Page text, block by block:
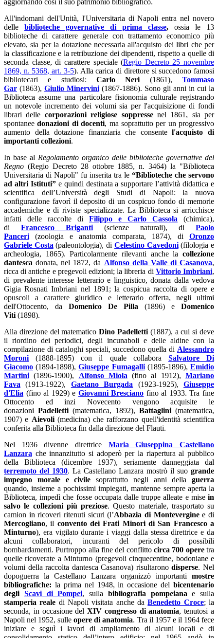
aggiornando così il suo patrimonio bibliografico.
All'indomani dell'Unità, l'Universitaria di Napoli entra nel novero
delle biblioteche governative di prima classe, ossia le 13
biblioteche di carattere generale con trattamento economico più
elevato, sia per la dotazione necessaria all'acquisto dei libri che per
la classificazione e la retribuzione dei dipendenti, rispetto a quelle di
seconda classe, di carattere speciale (Regio Decreto 25 novembre
1869, n. 5368, art. 3-5). Alla carica di direttore si succedono famosi
bibliotecari e studiosi: Carlo Neri (1861),Tommaso
Gar (1863), Giulio Minervini (1867-1886). Sono gli anni in cui la
Biblioteca assume una particolare fisionomia culturale registrando
un notevole incremento dei volumi sia per l'acquisizione di fondi
librari delle corporazioni religiose soppressenel 1861, sia per
spontaneedonazioni di docenti, ma soprattutto per un progressivo
aumento della dotazione finanziaria che consentel'acquisto di
importanti collezioni.
In base al Regolamento organico delle biblioteche governative del
Regno (Regio Decreto 28 ottobre 1885, n. 3464) la "Biblioteca
Universitaria di Napoli" fu inserita tra le “Biblioteche che servono
ad altri Istituti”e quindi destinata a supportare l’attività didattica e
scientifica dell’Università degli Studi di Napoli: la nuova
configurazione favorì il deposito di un cospicuo fondo di memorie
accademiche e di riviste specializzate. La Biblioteca si arricchisce
infatti delle raccolte di Filippo e Carlo Cassola (chimica),
di Francesco Briganti (scienze naturali), di Paolo
Panceri (zoologia e anatomia comparata, 1874), di Oronzo
Gabriele Costa (paleontologia), di Celestino Cavedoni(filologia e
archeologia, 1865). Particolarmente rilevanti anche la collezione
dantesca donata, nel 1872, da Alfonso della Valle di Casanova,
ricca di antiche e pregevoli edizioni; la libreria di Vittorio Imbriani,
di prevalente interesse letterario e linguistico, donata dalla vedova
Gigia Rosnati Imbriani nel 1891; la cospicua raccolta di opere e
opuscoli a carattere giuridico e letterario offerta, negli ultimi
dell'Ottocento, da Domenico De Pilla (1896) e Domenico
Viti (1898).
Alla direzione del matematicoDino Padelletti (1887), a cui si deve
il riordino dei periodici, degli incunaboli e delle aldine con la
compilazione di cataloghi speciali, succedono quella di Alessandro
Moroni (1888-1895) con il quale collabora Salvatore Di
Giacomo (1894-1898),Giuseppe Fumagalli(1895-1896),Emidio
Martini (1896-1900), Alfonso Miola (fino al 1912),Mariano
Fava
(1913-1922), Gaetano Burgada (1923-1925),Giuseppe
d'Elia (fino al 1929) e Giovanni Bresciano fino al 1933. Tra fine
Ottocento ed inzi Novecento vengono acquisite le
donazioni Padelletti (matematica, 1892), Battaglini (matematica,
1907) e Aievoli(medicina) che rafforzano quell'identità scientifica
conferita alla Biblioteca fin dalla direzione del Flauti.
Nel 1936 divenne direttrice Maria Giuseppina Castellano
Lanzara che innanzitutto si adoperò per la riapertura al pubblico
della Biblioteca (dicembre 1937), seriamente danneggiata dal
terremoto del 1930. La Castellano Lanzara mostrò il suo grande
impegno morale e civile soprattutto negli anni della guerra
quando, insieme a pochissimi impiegati, mantenne sempre aperta la
Biblioteca, impedì che fosse occupata dalle truppe alleate e mise in
salvo le collezioni più preziose. Questo materiale, trasportato su
camion in ricoveri ritenuti sicuri (l’Abbazia di Monteverginee di
Mercogliano, il convento dei Frati Minori di San Francesco a
Minturno), era vigilato durante i viaggi dalla stessa direttrice e da
alcuni collaboratori, incuranti del pericolo di possibili
bombardamenti. Purtroppo alla fine del conflitto circa 700 operetra
quelle ricoverate a Minturno (pregevoli cinquecentine, bodoniane e
volumi della raccolta dantesca Casanova) risultaronodisperse. Nel
dopoguerra la Castellano Lanzara organizzò importanti mostre
bibliografiche: la prima nel 1948, in occasione del bicentenario
degli Scavi di Pompei, sulla bibliografia pompeiana e sulla
stamperia reale di Napoli visitata anche daBenedetto Croce; la
seconda, in occasione delXIV congresso di anatomia, tenutosi a
Napoli nel 1952, sulleopere di anatomia. Tra il 1957 e il 1964 fece
iniziare e seguì i lavori di ampliamento di alcuni locali e di